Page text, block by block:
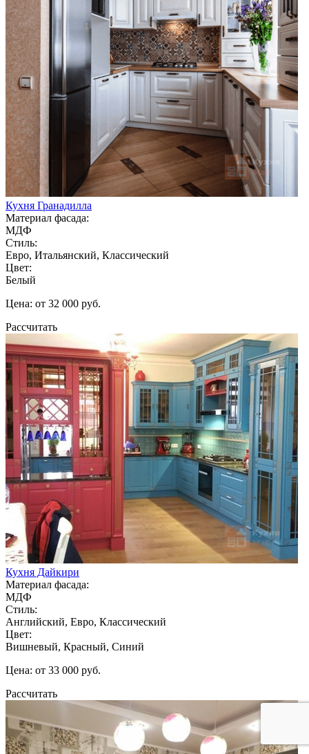
Кухня Гранадилла
Материал фасада:
МДФ
Стиль:
Евро, Итальянский, Классический
Цвет:
Белый
Цена: от 32 000 руб.
Рассчитать
Кухня Дайкири
Материал фасада:
МДФ
Стиль:
Английский, Евро, Классический
Цвет:
Вишневый, Красный, Синий
Цена: от 33 000 руб.
Рассчитать